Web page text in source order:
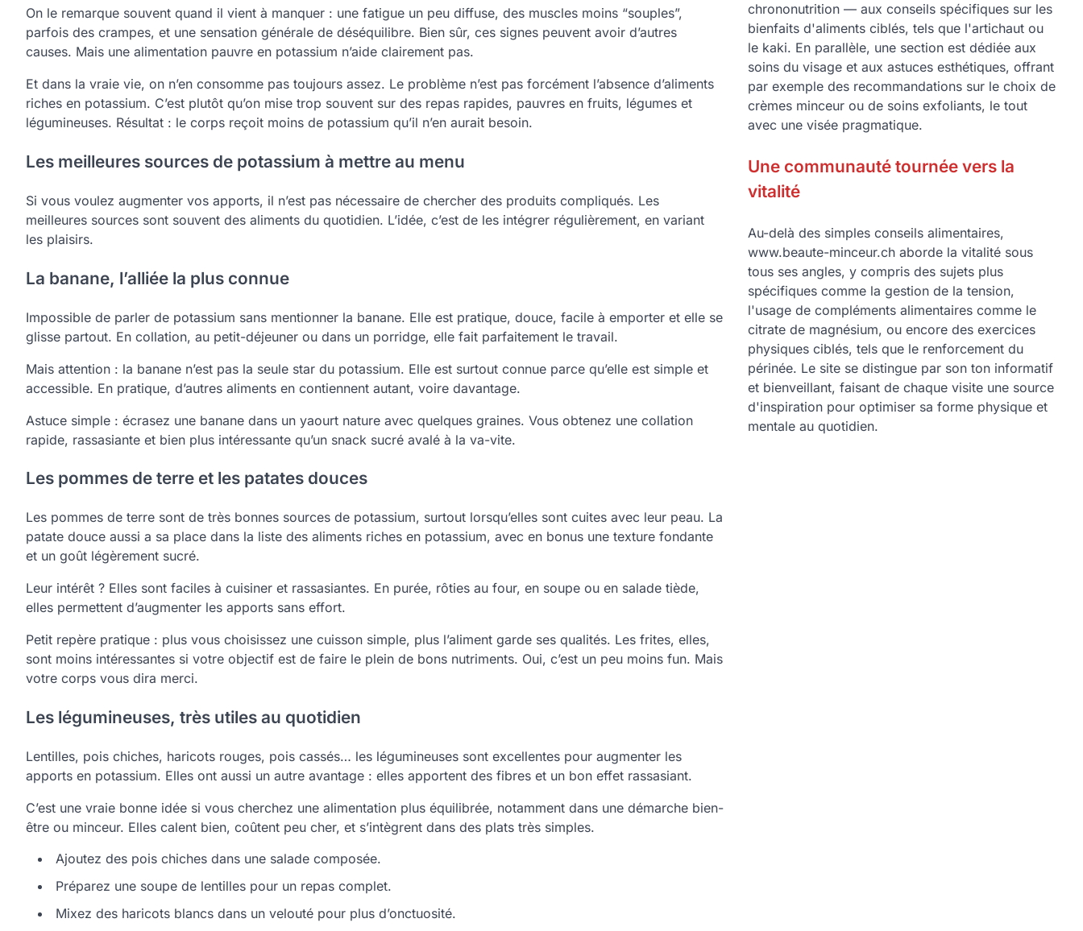
On le remarque souvent quand il vient à manquer : une fatigue un peu diffuse, des muscles moins “souples”,
parfois des crampes, et une sensation générale de déséquilibre. Bien sûr, ces signes peuvent avoir d’autres
causes. Mais une alimentation pauvre en potassium n’aide clairement pas.
Et dans la vraie vie, on n’en consomme pas toujours assez. Le problème n’est pas forcément l’absence d’aliments
riches en potassium. C’est plutôt qu’on mise trop souvent sur des repas rapides, pauvres en fruits, légumes et
légumineuses. Résultat : le corps reçoit moins de potassium qu’il n’en aurait besoin.
Les meilleures sources de potassium à mettre au menu
Si vous voulez augmenter vos apports, il n’est pas nécessaire de chercher des produits compliqués. Les
meilleures sources sont souvent des aliments du quotidien. L’idée, c’est de les intégrer régulièrement, en variant
les plaisirs.
La banane, l’alliée la plus connue
Impossible de parler de potassium sans mentionner la banane. Elle est pratique, douce, facile à emporter et elle se
glisse partout. En collation, au petit-déjeuner ou dans un porridge, elle fait parfaitement le travail.
Mais attention : la banane n’est pas la seule star du potassium. Elle est surtout connue parce qu’elle est simple et
accessible. En pratique, d’autres aliments en contiennent autant, voire davantage.
Astuce simple : écrasez une banane dans un yaourt nature avec quelques graines. Vous obtenez une collation
rapide, rassasiante et bien plus intéressante qu’un snack sucré avalé à la va-vite.
Les pommes de terre et les patates douces
Les pommes de terre sont de très bonnes sources de potassium, surtout lorsqu’elles sont cuites avec leur peau. La
patate douce aussi a sa place dans la liste des aliments riches en potassium, avec en bonus une texture fondante
et un goût légèrement sucré.
Leur intérêt ? Elles sont faciles à cuisiner et rassasiantes. En purée, rôties au four, en soupe ou en salade tiède,
elles permettent d’augmenter les apports sans effort.
Petit repère pratique : plus vous choisissez une cuisson simple, plus l’aliment garde ses qualités. Les frites, elles,
sont moins intéressantes si votre objectif est de faire le plein de bons nutriments. Oui, c’est un peu moins fun. Mais
votre corps vous dira merci.
Les légumineuses, très utiles au quotidien
Lentilles, pois chiches, haricots rouges, pois cassés… les légumineuses sont excellentes pour augmenter les
apports en potassium. Elles ont aussi un autre avantage : elles apportent des fibres et un bon effet rassasiant.
C’est une vraie bonne idée si vous cherchez une alimentation plus équilibrée, notamment dans une démarche bien-
être ou minceur. Elles calent bien, coûtent peu cher, et s’intègrent dans des plats très simples.
Ajoutez des pois chiches dans une salade composée.
Préparez une soupe de lentilles pour un repas complet.
Mixez des haricots blancs dans un velouté pour plus d’onctuosité.
chrononutrition — aux conseils spécifiques sur les
bienfaits d'aliments ciblés, tels que l'artichaut ou
le kaki. En parallèle, une section est dédiée aux
soins du visage et aux astuces esthétiques, offrant
par exemple des recommandations sur le choix de
crèmes minceur ou de soins exfoliants, le tout
avec une visée pragmatique.
Une communauté tournée vers la
vitalité
Au-delà des simples conseils alimentaires,
www.beaute-minceur.ch aborde la vitalité sous
tous ses angles, y compris des sujets plus
spécifiques comme la gestion de la tension,
l'usage de compléments alimentaires comme le
citrate de magnésium, ou encore des exercices
physiques ciblés, tels que le renforcement du
périnée. Le site se distingue par son ton informatif
et bienveillant, faisant de chaque visite une source
d'inspiration pour optimiser sa forme physique et
mentale au quotidien.